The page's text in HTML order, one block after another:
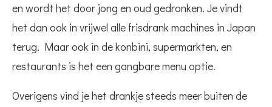
en wordt het door jong en oud gedronken. Je vindt
het dan ook in vrijwel alle frisdrank machines in Japan
terug. Maar ook in de konbini, supermarkten, en
restaurants is het een gangbare menu optie.
Overigens vind je het drankje steeds meer buiten de